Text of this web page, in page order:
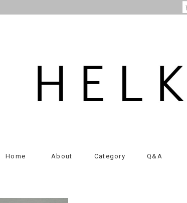
Home About Category Q&A